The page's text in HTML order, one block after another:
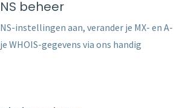
beheer
instellingen aan, verander je MX- en A-
WHOIS-gegevens via ons handig